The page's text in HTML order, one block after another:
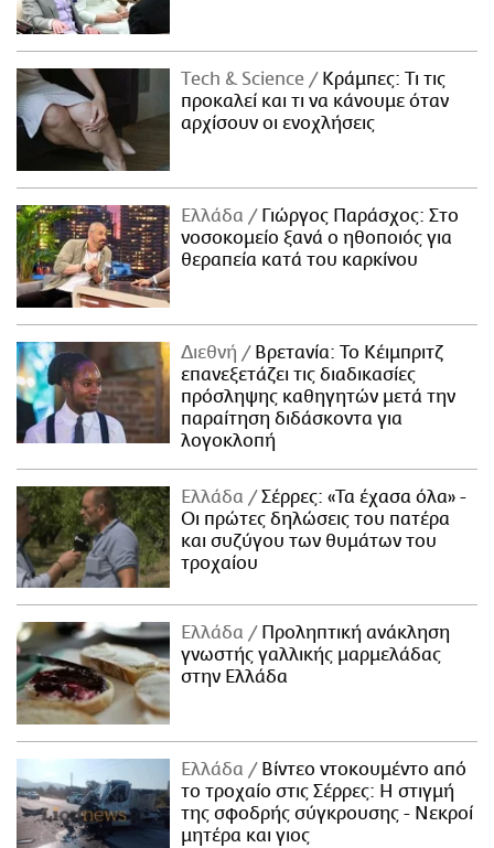
Τech & Science
Κράμπες: Τι τις
προκαλεί και τι να κάνουμε όταν
αρχίσουν οι ενοχλήσεις
Ελλάδα
Γιώργος Παράσχος: Στο
νοσοκομείο ξανά ο ηθοποιός για
θεραπεία κατά του καρκίνου
Διεθνή
Βρετανία: Το Κέιμπριτζ
επανεξετάζει τις διαδικασίες
πρόσληψης καθηγητών μετά την
παραίτηση διδάσκοντα για
λογοκλοπή
Ελλάδα
Σέρρες: «Τα έχασα όλα» -
Οι πρώτες δηλώσεις του πατέρα
και συζύγου των θυμάτων του
τροχαίου
Ελλάδα
Προληπτική ανάκληση
γνωστής γαλλικής μαρμελάδας
στην Ελλάδα
Ελλάδα
Βίντεο ντοκουμέντο από
το τροχαίο στις Σέρρες: Η στιγμή
της σφοδρής σύγκρουσης - Νεκροί
μητέρα και γιος